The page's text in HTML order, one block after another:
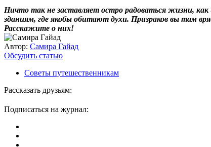
Ничто так не заставляет остро радоваться жизни,
зданиям, где якобы обитают духи. Призраков вы там
Расскажите о них!
Автор: Самира Гайад
Обсудить статью
Советы путешественникам
Рассказать друзьям:
Подписаться на журнал: